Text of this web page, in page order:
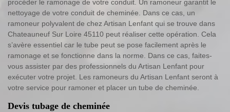
procéder le ramonage de votre conduit. Un ramoneur garantit le
nettoyage de votre conduit de cheminée. Dans ce cas, un
ramoneur polyvalent de chez Artisan Lenfant qui se trouve dans
Chateauneuf Sur Loire 45110 peut réaliser cette opération. Cela
s’avère essentiel car le tube peut se pose facilement après le
ramonage et se fonctionne dans la norme. Dans ce cas, faites-
vous assister par des professionnels du Artisan Lenfant pour
exécuter votre projet. Les ramoneurs du Artisan Lenfant seront à
votre service pour ramoner et placer un tube de cheminée.
Devis tubage de cheminée